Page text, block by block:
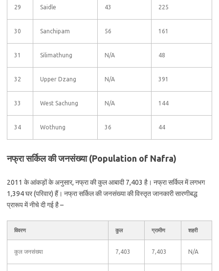
29 Saidle 43 225
30 Sanchipam 56 161
31 Silimathung N/A 48
32 Upper Dzang N/A 391
33 West Sachung N/A 144
34 Wothung 36 44
नफ्रा सर्किल की जनसंख्या (Population of Nafra)
2011 के आंकड़ों के अनुसार, नफ्रा की कुल आबादी 7,403 है। नफ्रा सर्किल में लगभग
1,394 घर (परिवार) हैं। नफ्रा सर्किल की जनसंख्या की विस्तृत जानकारी सारणीबद्ध
प्रारूप में नीचे दी गई है –
विवरण कुल ग्रामीण शहरी
कुल जनसंख्या 7,403 7,403 N/A